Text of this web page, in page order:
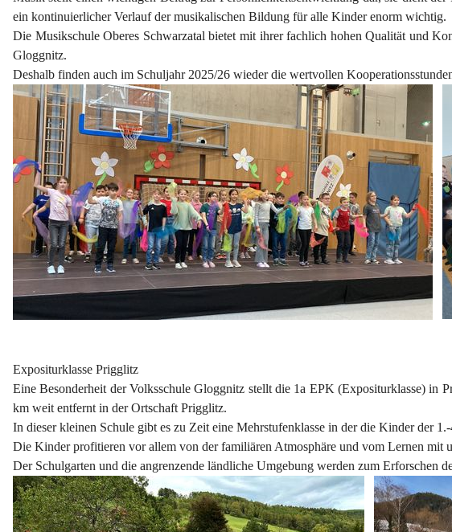
ein kontinuierlicher Verlauf der musikalischen Bildung für alle Kinder enorm wichtig.
Die Musikschule Oberes Schwarzatal bietet mit ihrer fachlich hohen Qualität und
Gloggnitz.
Deshalb finden auch im Schuljahr 2025/26 wieder die wertvollen
Expositurklasse Prigglitz
Eine Besonderheit der Volksschule Gloggnitz stellt die 1a EPK (Expositurklasse) in
km weit entfernt in der Ortschaft Prigglitz.
In dieser kleinen Schule gibt es zu Zeit eine Mehrstufenklasse in der die Kinder der
Die Kinder profitieren vor allem von der familiären Atmosphäre und vom Lernen mit
Der Schulgarten und die angrenzende ländliche Umgebung werden zum Erforschen